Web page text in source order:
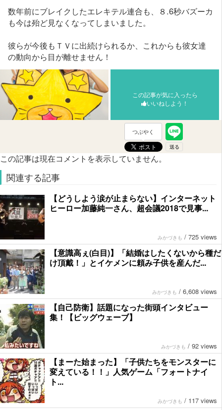
数年前にブレイクしたエレキテル連合も、８.6秒バズーカ
も今は殆ど見なくなってしまいました。
彼らが今後もＴＶに出続けられるか、これからも彼女達
の動向から目が離せません！
この記事が気に入ったら
いいねしよう！
つぶやく
この記事は現在コメントを表示していません。
関連する記事
【どうしよう涙が止まらない】インターネット
ヒーロー加藤純一さん、超会議2018で見事...
みかづきも / 725 views
【意識高ぇ(白目)】「結婚はしたくないから種だ
け頂戴！」とイケメンに頼み子供を産んだ...
みかづきも / 6,608 views
【自己防衛】話題になった街頭インタビュー
集！【ビッグウェーブ】
みかづきも / 92 views
【まーた始まった】「子供たちをモンスターに
変えている！！」人気ゲーム「フォートナイ
ト...
みかづきも / 117 views